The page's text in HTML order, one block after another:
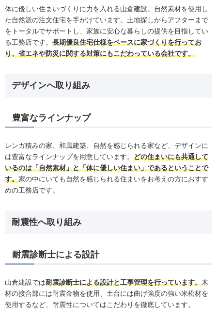
体に優しい住まいづくりに力を入れる山倉建設。自然素材を使用し
た自然派の注文住宅を手がけています。土地探しからアフターまで
をトータルでサポートし、家族に安心な暮らしの提供を目指してい
る工務店です。 長期優良住宅仕様をベースに家づくりを行ってお
り、省エネや防災に関する対策にもこだわっている会社です。
デザインへ取り組み
豊富なラインナップ
レンガ積みの家、和風建築、自然を感じられる家など、デザインに
は豊富なラインナップを用意しています。 どの住まいにも共通して
いるのは「自然素材」と「体に優しい住まい」であるということで
す。家の中にいても自然を感じられる住まいをお考えの方におすす
めの工務店です。
耐震性へ取り組み
耐震診断士による設計
山倉建設では耐震診断士による設計と工事管理を行っています。木
材の接合部には耐震金物を使用、土台には曲げ強度の強い米松材を
使用するなど、耐震性についてはこだわりを徹底しています。